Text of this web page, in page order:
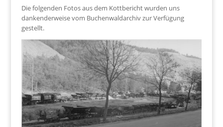
Die folgenden Fotos aus dem Kottbericht wurden uns
dankenderweise vom Buchenwaldarchiv zur Verfügung
gestellt.